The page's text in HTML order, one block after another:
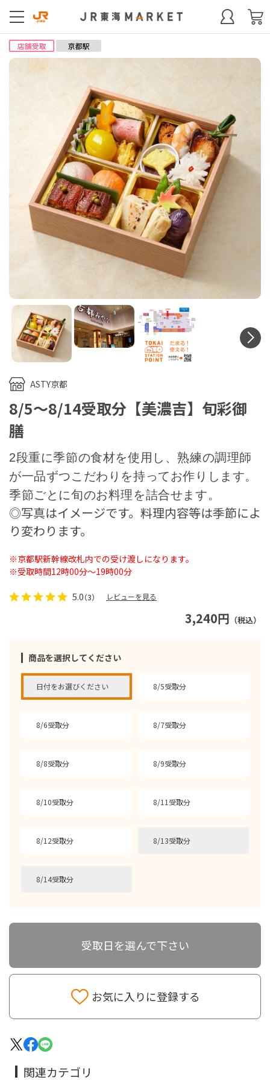
ASTY京都
8/5～8/14受取分【美濃吉】旬彩御
膳
3,240円 （税込）
商品を選択してください
日付をお選びください 8/5受取分
8/6受取分 8/7受取分
8/8受取分 8/9受取分
8/10受取分 8/11受取分
8/12受取分 8/13受取分
8/14受取分
2段重に季節の食材を使用し、熟練の調理師
が一品ずつこだわりを持ってお作りします。
季節ごとに旬のお料理を詰合せます。
◎写真はイメージです。料理内容等は季節によ
り変わります。
※京都駅新幹線改札内での受け渡しになります。
※受取時間12時00分～19時00分
5.0（3） レビューを見る
お気に入りに登録する
受取日を選んで下さい
関連カテゴリ